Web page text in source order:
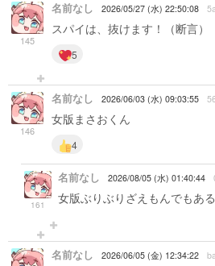
145
名前なし 2026/05/27 (水) 22:50:08
スパイは、抜けます！（断言）
5
146
名前なし 2026/06/03 (水) 09:03:55
女版まさおくん
4
161
名前なし 2026/08/05 (水) 01:40:44
女版ぶりぶりざえもんでもある
名前なし 2026/06/05 (金) 12:34:22